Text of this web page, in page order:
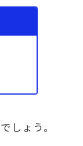
でしょう。